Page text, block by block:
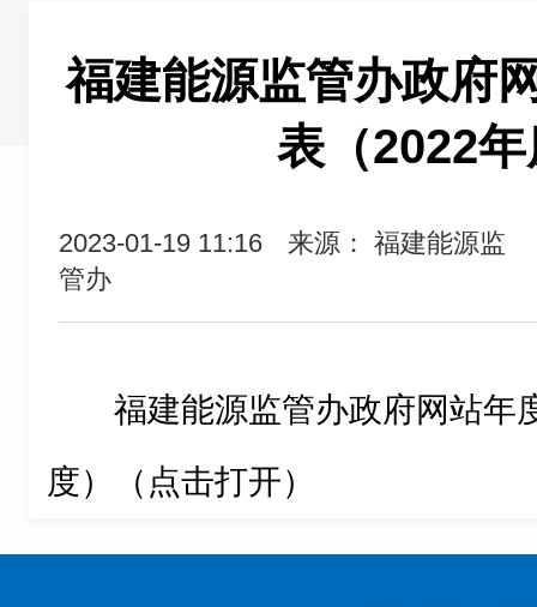
福建能源监管办政府
表（2022
2023-01-19 11:16
来源： 福建能源监
管办
福建能源监管办政府网站年
度）（点击打开）